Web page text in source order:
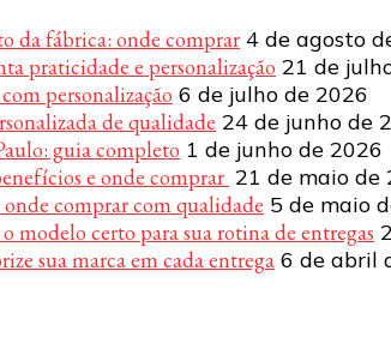
da fábrica: onde comprar 4 de agosto
praticidade e personalização 21 de
personalização 6 de julho de 2026
de qualidade 24 de junho de
guia completo 1 de junho de 2026
e onde comprar 21 de maio de
onde comprar com qualidade 5 de maio
modelo certo para sua rotina de entregas
sua marca em cada entrega 6 de abril